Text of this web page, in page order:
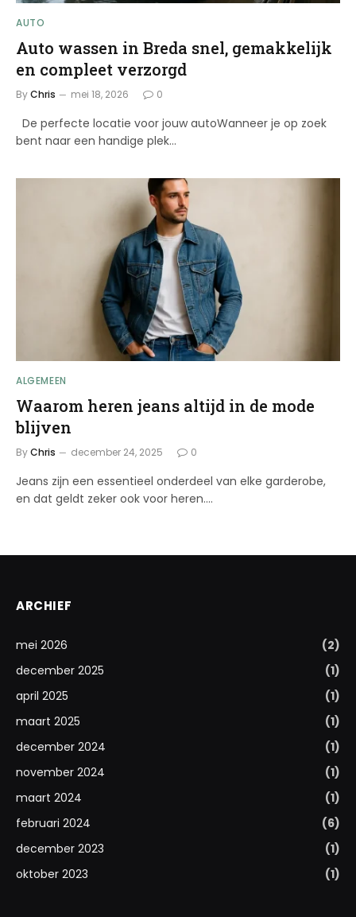
AUTO
Auto wassen in Breda snel, gemakkelijk
en compleet verzorgd
ByChris mei 18, 2026 0
De perfecte locatie voor jouw autoWanneer je op zoek
bent naar een handige plek…
ALGEMEEN
Waarom heren jeans altijd in de mode
blijven
ByChris december 24, 2025 0
Jeans zijn een essentieel onderdeel van elke garderobe,
en dat geldt zeker ook voor heren.…
ARCHIEF
mei 2026
(2)
december 2025
(1)
april 2025
(1)
maart 2025
(1)
december 2024
(1)
november 2024
(1)
maart 2024
(1)
februari 2024
(6)
december 2023
(1)
oktober 2023
(1)